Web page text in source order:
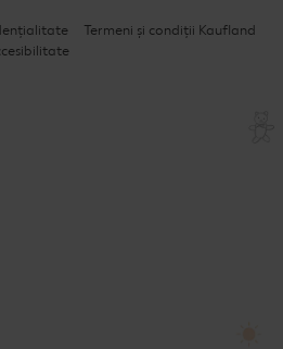
Termeni și condiții Kaufland